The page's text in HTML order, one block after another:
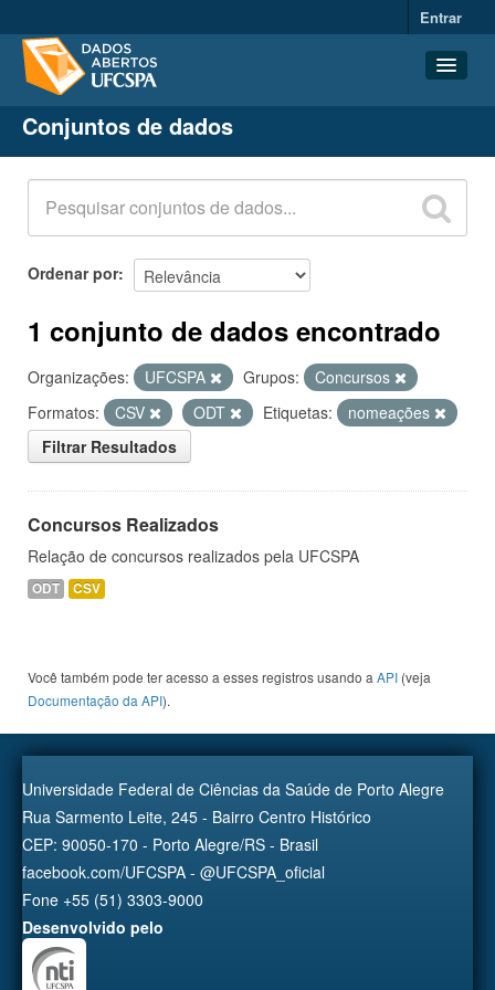
Entrar
Conjuntos de dados
Organizações
Grupos
Sobre
Conjuntos de dados
Ordenar por
1 conjunto de dados encontrado
Organizações: UFCSPA Grupos:
Concursos
Formatos:
CSV ODT Etiquetas:
nomeações
Filtrar Resultados
Concursos Realizados
Relação de concursos realizados pela UFCSPA
ODT CSV
Você também pode ter acesso a esses registros usando a API (veja
Documentação da API).
Universidade Federal de Ciências da Saúde de Porto Alegre
Rua Sarmento Leite, 245 - Bairro Centro Histórico
CEP: 90050-170 - Porto Alegre/RS - Brasil
facebook.com/UFCSPA - @UFCSPA_oficial
Fone +55 (51) 3303-9000
Desenvolvido pelo